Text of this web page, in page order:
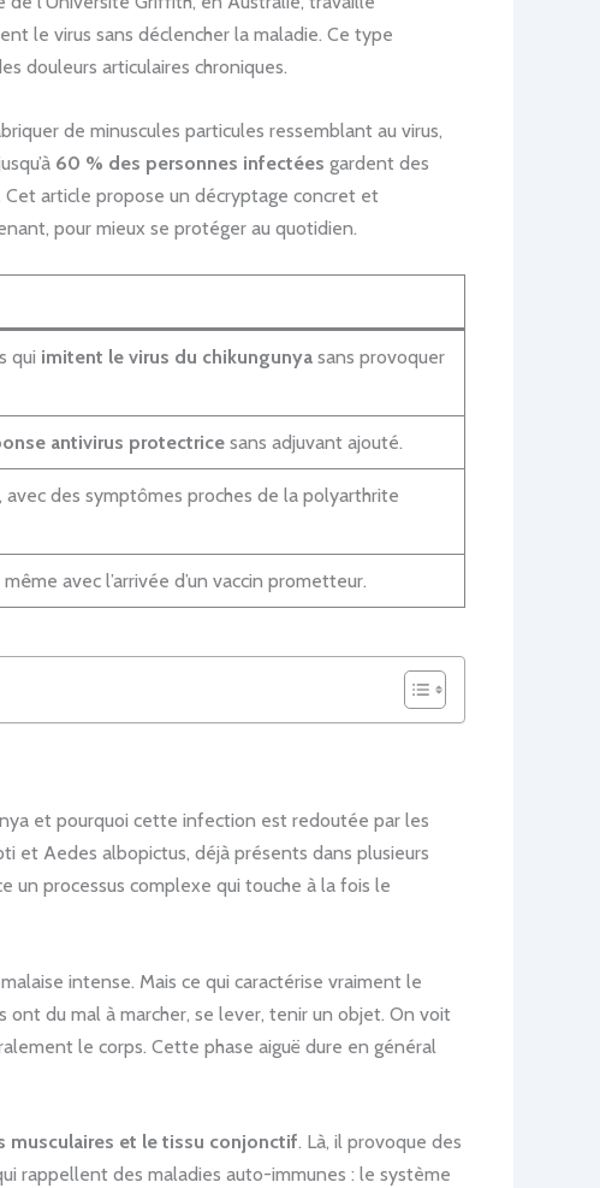
le virus sans déclencher la maladie. Ce type
douleurs articulaires chroniques.
de minuscules particules ressemblant au virus,
60 % des personnes infectées gardent des
article propose un décryptage concret et
pour mieux se protéger au quotidien.
qui imitent le virus du chikungunya sans provoquer
antivirus protectrice sans adjuvant ajouté.
des symptômes proches de la polyarthrite
avec l’arrivée d’un vaccin prometteur.
et pourquoi cette infection est redoutée par les
et Aedes albopictus, déjà présents dans plusieurs
un processus complexe qui touche à la fois le
intense. Mais ce qui caractérise vraiment le
ont du mal à marcher, se lever, tenir un objet. On voit
le corps. Cette phase aiguë dure en général
musculaires et le tissu conjonctif. Là, il provoque des
rappellent des maladies auto-immunes : le système